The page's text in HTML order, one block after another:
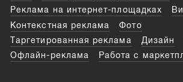
Реклама на интернет-площадках
Контекстная реклама
Фото
Таргетированная реклама
Дизайн
Офлайн-реклама
Работа с